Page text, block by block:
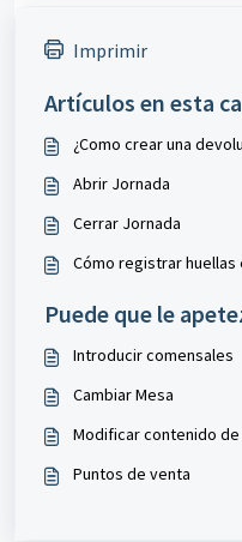
Imprimir
Artículos en esta
¿Como crear una
Abrir Jornada
Cerrar Jornada
Cómo registrar huellas
Puede que le
Introducir comensales
Cambiar Mesa
Modificar contenido de
Puntos de venta